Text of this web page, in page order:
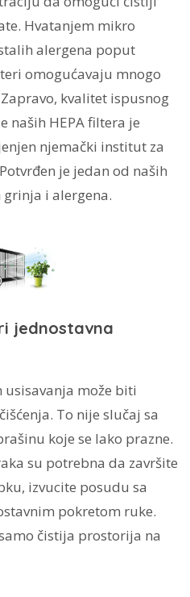
Hvatanjem mikro
alergena poput
omogućavaju mnogo
kvalitet ispusnog
naših HEPA filtera je
njemački institut za
je jedan od naših
i alergena.
jednostavna
usisavanja može biti
To nije slučaj sa
koje se lako prazne.
su potrebna da završite
izvucite posudu sa
pokretom ruke.
čistija prostorija na